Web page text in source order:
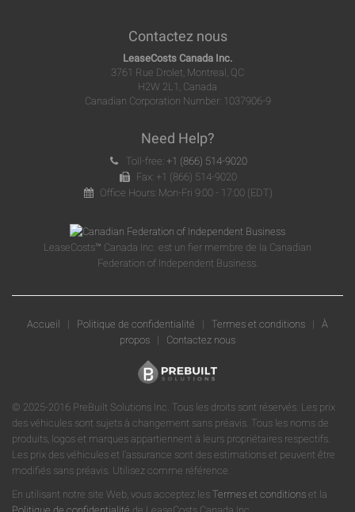
Contactez nous
LeaseCosts Canada Inc.
3761 Rue Drolet, Montreal, QC
H2W 2L1, Canada
Canadian Corporation Number: 1037906-9
Need Help?
Toll-free: +1 (866) 514-9020
Fax: +1 (866) 514-9020
Office Hours: Mon-Fri 9:00 - 17:00 (EDT)
LeaseCosts™ Canada Inc. est un fier membre de la Canadian
Federation of Independent Business.
Accueil | Politique de confidentialité | Termes et conditions | À
propos | Contactez nous
© 2025-2016 PreBuilt Solutions Inc. Tous les droits sont réservés. Les prix
des véhicules sont sujets à changement sans préavis. Tous les noms de
produits, logos et marques appartiennent à leurs propriétaires respectifs.
Les prix des véhicules et l'assurance sont des estimations et peuvent être
modifiés sans préavis. Utilisez comme référence.
En utilisant notre site Web, vous acceptez les Termes et conditions et la